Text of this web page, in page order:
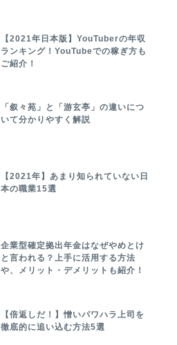
【2021年日本版】YouTuberの年収
ランキング！YouTubeでの稼ぎ方も
ご紹介！
「叙々苑」と「游玄亭」の違いにつ
いて分かりやすく解説
【2021年】あまり知られていない日
本の職業15選
企業型確定拠出年金はなぜやめとけ
と言われる？上手に活用する方法
や、メリット・デメリットも紹介！
【倍返しだ！】憎いパワハラ上司を
徹底的に追い込む方法5選